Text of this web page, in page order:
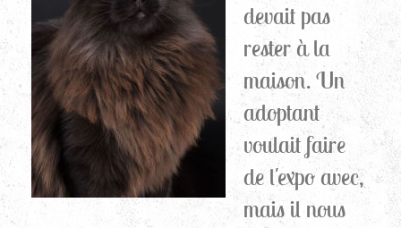
devait pas
rester à la
maison. Un
adoptant
voulait faire
de l'expo avec,
mais il nous